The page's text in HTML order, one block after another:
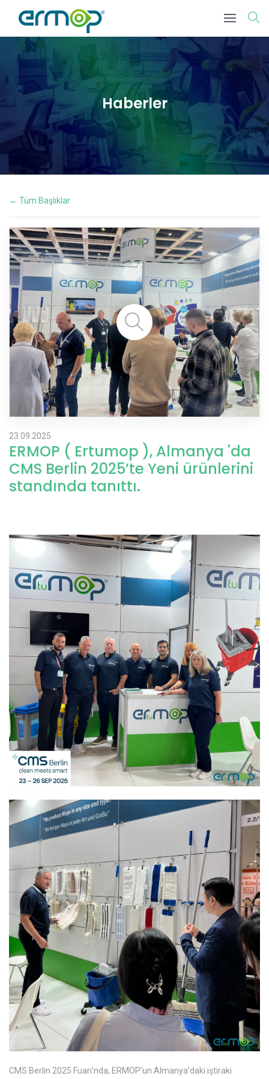
Haberler
← Tüm Başlıklar
23.09.2025
ERMOP ( Ertumop ), Almanya 'da
CMS Berlin 2025’te Yeni ürünlerini
standında tanıttı.
CMS Berlin 2025 Fuarı’nda, ERMOP’un Almanya’daki iştiraki